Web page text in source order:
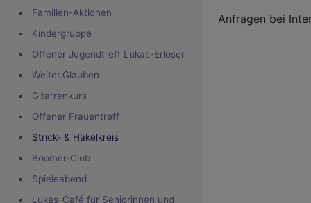
Familien-Aktionen
Kindergruppe
Offener Jugendtreff Lukas-Erlöser
Weiter.Glauben
Gitarrenkurs
Offener Frauentreff
Strick- & Häkelkreis
Boomer-Club
Spieleabend
Lukas-Café für Seniorinnen und
Anfragen bei